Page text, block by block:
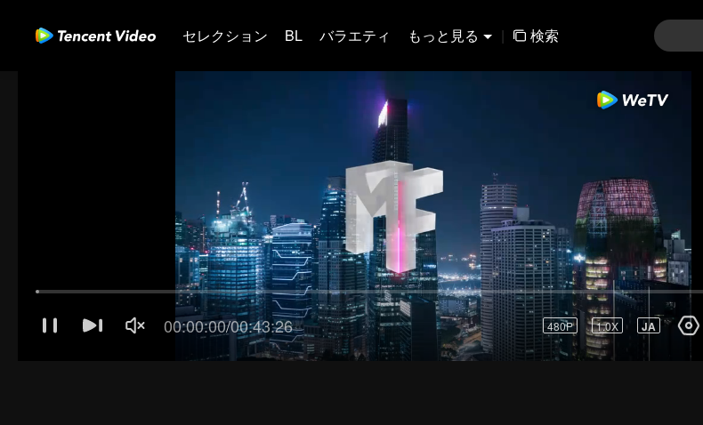
セレクション BL バラエティ もっと見る | 検索
00:00:01/00:43:26 480P 1.0X JA